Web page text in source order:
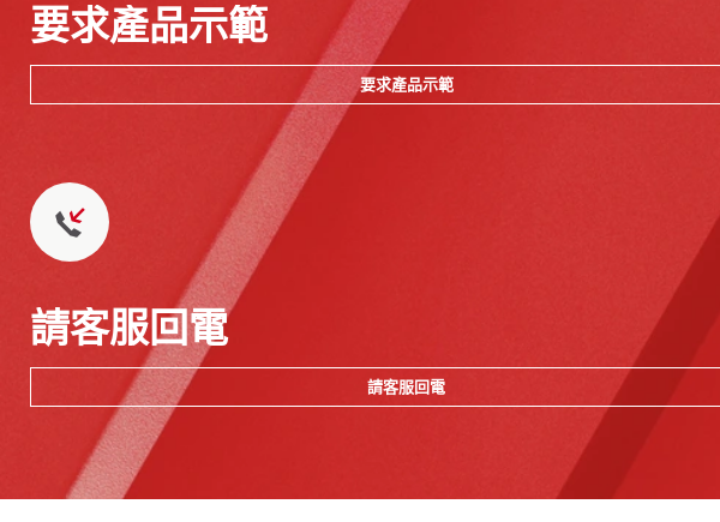
要求產品示範
要求產品示範
請客服回電
請客服回電